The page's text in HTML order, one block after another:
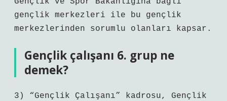
gençlik merkezleri ile bu gençlik
merkezlerinden sorumlu olanları kapsar.
Gençlik çalışanı 6. grup ne
demek?
3) “Gençlik Çalışanı” kadrosu, Gençlik